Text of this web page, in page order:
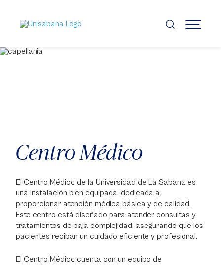
contenido
principal
MENÚ
Centro Médico
El Centro Médico de la Universidad de La Sabana es
una instalación bien equipada, dedicada a
proporcionar atención médica básica y de calidad.
Este centro está diseñado para atender consultas y
tratamientos de baja complejidad, asegurando que los
pacientes reciban un cuidado eficiente y profesional.
El Centro Médico cuenta con un equipo de